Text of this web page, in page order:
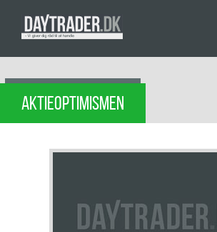
AKTIEOPTIMISMEN